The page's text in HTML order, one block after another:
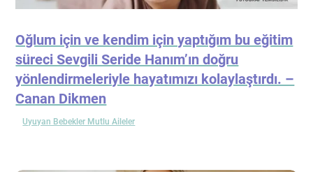
Oğlum için ve kendim için yaptığım bu eğitim
süreci Sevgili Seride Hanım’ın doğru
yönlendirmeleriyle hayatımızı kolaylaştırdı. –
Canan Dikmen
Uyuyan Bebekler Mutlu Aileler